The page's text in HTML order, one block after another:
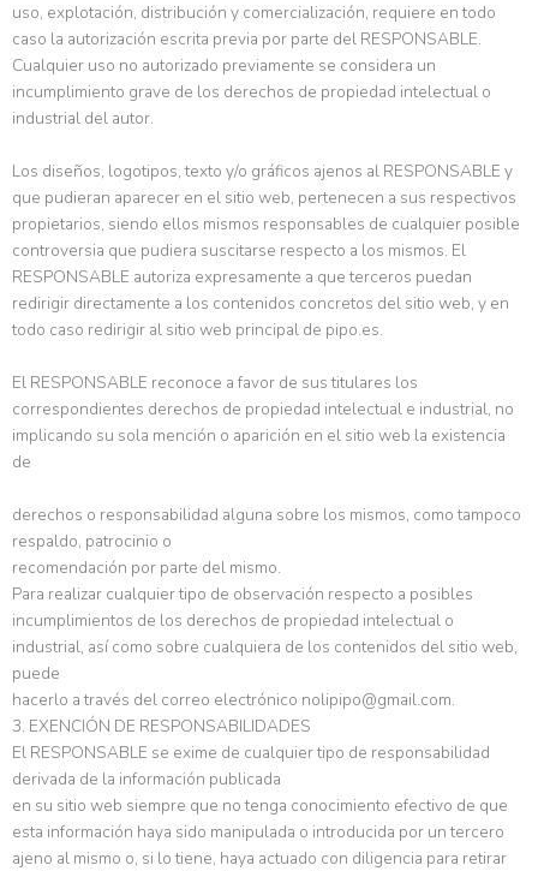
uso, explotación, distribución y comercialización, requiere en todo
caso la autorización escrita previa por parte del RESPONSABLE.
Cualquier uso no autorizado previamente se considera un
incumplimiento grave de los derechos de propiedad intelectual o
industrial del autor.
Los diseños, logotipos, texto y/o gráficos ajenos al RESPONSABLE y
que pudieran aparecer en el sitio web, pertenecen a sus respectivos
propietarios, siendo ellos mismos responsables de cualquier posible
controversia que pudiera suscitarse respecto a los mismos. El
RESPONSABLE autoriza expresamente a que terceros puedan
redirigir directamente a los contenidos concretos del sitio web, y en
todo caso redirigir al sitio web principal de pipo.es.
El RESPONSABLE reconoce a favor de sus titulares los
correspondientes derechos de propiedad intelectual e industrial, no
implicando su sola mención o aparición en el sitio web la existencia
de
derechos o responsabilidad alguna sobre los mismos, como tampoco
respaldo, patrocinio o
recomendación por parte del mismo.
Para realizar cualquier tipo de observación respecto a posibles
incumplimientos de los derechos de propiedad intelectual o
industrial, así como sobre cualquiera de los contenidos del sitio web,
puede
hacerlo a través del correo electrónico nolipipo@gmail.com.
3. EXENCIÓN DE RESPONSABILIDADES
El RESPONSABLE se exime de cualquier tipo de responsabilidad
derivada de la información publicada
en su sitio web siempre que no tenga conocimiento efectivo de que
esta información haya sido manipulada o introducida por un tercero
ajeno al mismo o, si lo tiene, haya actuado con diligencia para retirar